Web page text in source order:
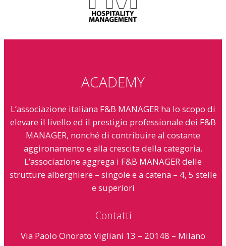
ACADEMY
L’associazione italiana F&B MANAGER ha lo scopo di
elevare il livello ed il prestigio professionale dei F&B
MANAGER, nonché di contribuire al costante
aggironamento e alla crescita della categoria.
L’associazione aggrega i F&B MANAGER delle
strutture alberghiere – singole e a catena – 4, 5 stelle
e superiori
Contatti
Via Paolo Onorato Vigliani 13 – 20148 – Milano